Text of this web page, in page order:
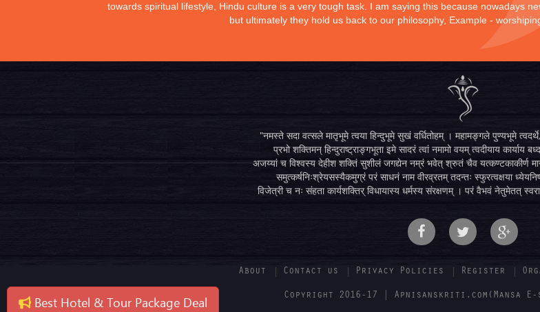
towards spiritual lifestyle, Hindu culture is a very tough task. I am saying this because nowadays
but ultimately they hold us back to our philosophy, Example -
"नमस्ते सदा वत्सले मातृभूमे त्वया हिन्दुभूमे सुखं वर्धितोहम् । महामङ्गले पुण्यभूमे
प्रभो शक्तिमन् हिन्दुराष्ट्राङ्गभूता इमे सादरं त्वां नमामो वयम् त्वदीयाय कार्याय
अजय्यां च विश्वस्य देहीश शक्तिं सुशीलं जगद्येन नम्रं भवेत् श्रुतं चैव यत्कण्टकाकीर्ण
समुत्कर्षनिःश्रेयसस्यैकमुग्रं परं साधनं नाम वीरव्रतम् तदन्तः स्फुरत्वक्षया
विजेत्री च नः संहता कार्यशक्तिर् विधायास्य धर्मस्य संरक्षणम् । परं वैभवं नेतुमेतत्
About Contact us Privacy Policies Register
Copyright 2016-17 | Apnisanskriti.com(Mansa
Best Hotel & Tour Package Deal